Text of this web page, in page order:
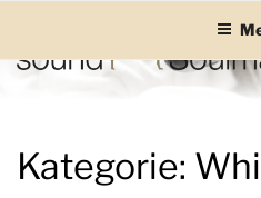
springen
SOUND
sound Soulmates – Whippets fürs
Kategorie: